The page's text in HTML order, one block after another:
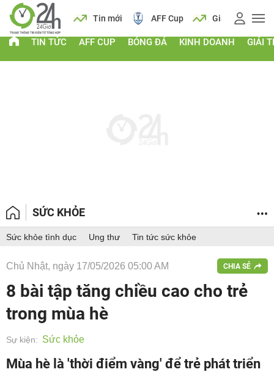
Lịch Tin mới AFF Cup Giá vàng
TIN TỨC AFF CUP BÓNG ĐÁ KINH DOANH GIẢI
SỨC KHỎE
Sức khỏe tình dục Ung thư Tin tức sức khỏe
Chủ Nhật, ngày 17/05/2026 05:00 AM CHIA SẺ
8 bài tập tăng chiều cao cho trẻ
trong mùa hè
Sự kiện: Sức khỏe
Mùa hè là 'thời điểm vàng' để trẻ phát triển